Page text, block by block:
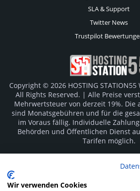
SLA & Support
Twitter News
Trustpilot
Copyright © 2026 HOSTING
All Rights Reserved. | Alle Preise
Mehrwertsteuer von derzeit 19%. Die
sind Monatsgebühren und für die
im Voraus fällig. Individuelle
Behörden und Öffentlichen Dienst
Tarifen möglich.
Hersteller. Irrtümer
Wir verwenden Cookies